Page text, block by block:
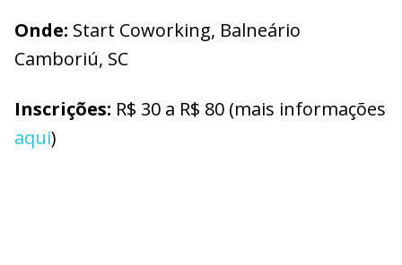
Onde: Start Coworking, Balneário
Camboriú, SC
Inscrições: R$ 30 a R$ 80 (mais informações
aqui)